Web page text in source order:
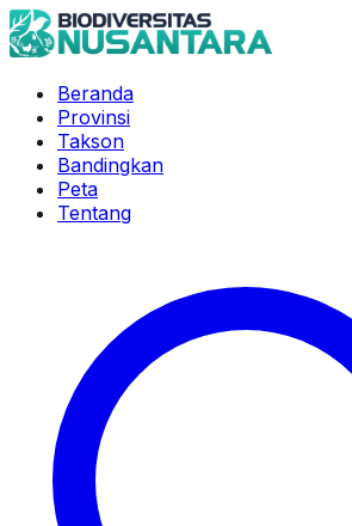
Beranda
Provinsi
Takson
Bandingkan
Peta
Tentang